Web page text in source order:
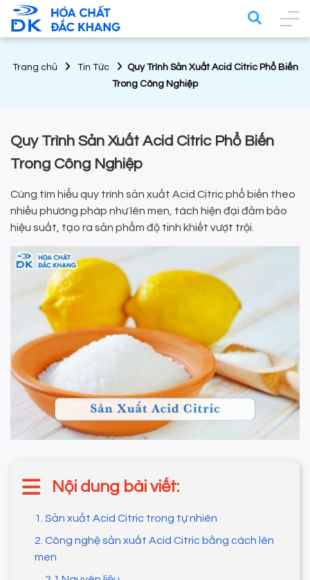
Trang chủ Tin Tức
Quy Trình Sản Xuất Acid Citric Phổ Biến
Trong Công Nghiệp
Quy Trình Sản Xuất Acid Citric Phổ Biến
Trong Công Nghiệp
Cùng tìm hiểu quy trình sản xuất Acid Citric phổ biến theo
nhiều phương pháp như lên men, tách hiện đại đảm bảo
hiệu suất, tạo ra sản phẩm độ tinh khiết vượt trội.
Nội dung bài viết:
1. Sản xuất Acid Citric trong tự nhiên
2. Công nghệ sản xuất Acid Citric bằng cách lên
men